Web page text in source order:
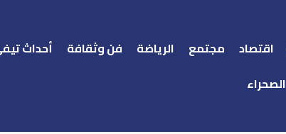
اقتصاد مجتمع الرياضة فن وثقافة أحداث
الصحراء